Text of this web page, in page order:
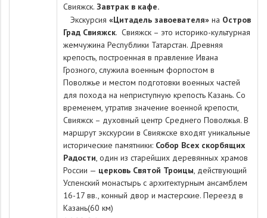
Свияжск. Завтрак в кафе.
Экскурсия «Цитадель завоевателя» на Остров
Град Свияжск. Свияжск – это историко-культурная
жемчужина Республики Татарстан. Древняя
крепость, построенная в правление Ивана
Грозного, служила военным форпостом в
Поволжье и местом подготовки военных частей
для похода на неприступную крепость Казань. Со
временем, утратив значение военной крепости,
Свияжск – духовный центр Среднего Поволжья. В
маршрут экскурсии в Свияжске входят уникальные
исторические памятники: Собор Всех скорбящих
Радости, один из старейших деревянных храмов
России — церковь Святой Троицы, действующий
Успенский монастырь с архитектурным ансамблем
16-17 вв., конный двор и мастерские. Переезд в
Казань(60 км)